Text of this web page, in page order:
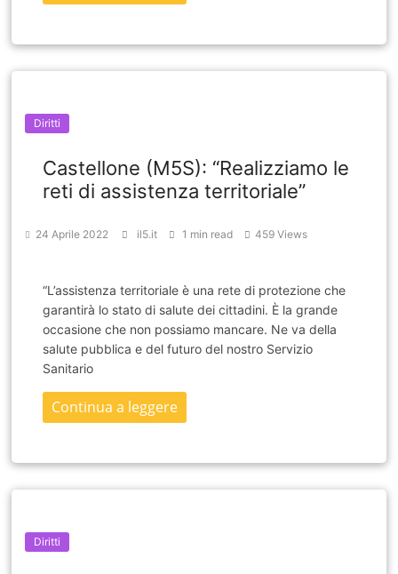
Diritti
Castellone (M5S): “Realizziamo le
reti di assistenza territoriale”
24 Aprile 2022 il5.it 1 min read 459 Views
“L’assistenza territoriale è una rete di protezione che
garantirà lo stato di salute dei cittadini. È la grande
occasione che non possiamo mancare. Ne va della
salute pubblica e del futuro del nostro Servizio
Sanitario
Continua a leggere
Diritti